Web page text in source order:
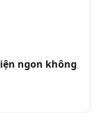
ngon không